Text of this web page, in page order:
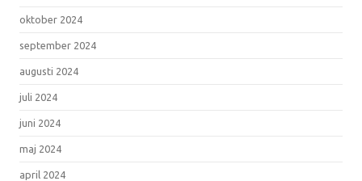
oktober 2024
september 2024
augusti 2024
juli 2024
juni 2024
maj 2024
april 2024